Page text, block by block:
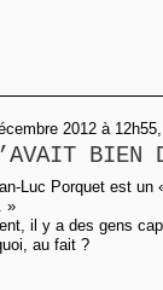
2012 à
Luc Porquet est un
»
il y a des gens
au fait ?